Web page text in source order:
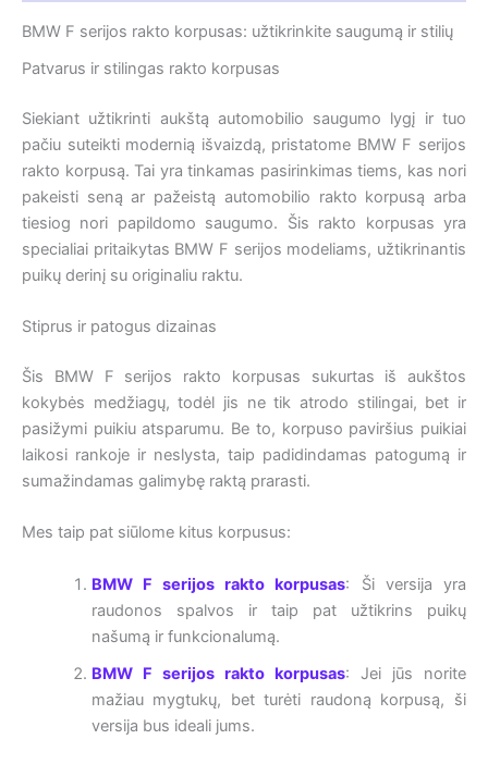
BMW F serijos rakto korpusas: užtikrinkite saugumą ir stilių
Patvarus ir stilingas rakto korpusas
Siekiant užtikrinti aukštą automobilio saugumo lygį ir tuo
pačiu suteikti modernią išvaizdą, pristatome BMW F serijos
rakto korpusą. Tai yra tinkamas pasirinkimas tiems, kas nori
pakeisti seną ar pažeistą automobilio rakto korpusą arba
tiesiog nori papildomo saugumo. Šis rakto korpusas yra
specialiai pritaikytas BMW F serijos modeliams, užtikrinantis
puikų derinį su originaliu raktu.
Stiprus ir patogus dizainas
Šis BMW F serijos rakto korpusas sukurtas iš aukštos
kokybės medžiagų, todėl jis ne tik atrodo stilingai, bet ir
pasižymi puikiu atsparumu. Be to, korpuso paviršius puikiai
laikosi rankoje ir neslysta, taip padidindamas patogumą ir
sumažindamas galimybę raktą prarasti.
Mes taip pat siūlome kitus korpusus:
BMW F serijos rakto korpusas: Ši versija yra
raudonos spalvos ir taip pat užtikrins puikų
našumą ir funkcionalumą.
BMW F serijos rakto korpusas: Jei jūs norite
mažiau mygtukų, bet turėti raudoną korpusą, ši
versija bus ideali jums.